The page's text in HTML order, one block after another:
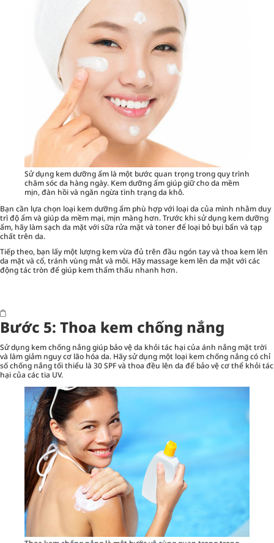
Sử dụng kem dưỡng ẩm là một bước quan trọng trong quy trình
chăm sóc da hàng ngày. Kem dưỡng ẩm giúp giữ cho da mềm
mịn, đàn hồi và ngăn ngừa tình trạng da khô.
Bạn cần lựa chọn loại kem dưỡng ẩm phù hợp với loại da của mình nhằm duy
trì độ ẩm và giúp da mềm mại, mịn màng hơn. Trước khi sử dụng kem dưỡng
ẩm, hãy làm sạch da mặt với sữa rửa mặt và toner để loại bỏ bụi bẩn và tạp
chất trên da.
Tiếp theo, bạn lấy một lượng kem vừa đủ trên đầu ngón tay và thoa kem lên
da mặt và cổ, tránh vùng mắt và môi. Hãy massage kem lên da mặt với các
động tác tròn để giúp kem thẩm thấu nhanh hơn.
Bước 5: Thoa kem chống nắng
Sử dụng kem chống nắng giúp bảo vệ da khỏi tác hại của ánh nắng mặt trời
và làm giảm nguy cơ lão hóa da. Hãy sử dụng một loại kem chống nắng có chỉ
số chống nắng tối thiểu là 30 SPF và thoa đều lên da để bảo vệ cơ thể khỏi tác
hại của các tia UV.